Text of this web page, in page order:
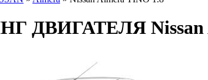
ДВИГАТЕЛЯ Nissan